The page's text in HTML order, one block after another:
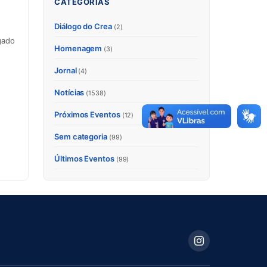
Diálogo do Crea (2)
Homenagem (3)
Jornal (4)
Notícias (1538)
Próximos Eventos (12)
Sem categoria (99)
Últimos Eventos (99)